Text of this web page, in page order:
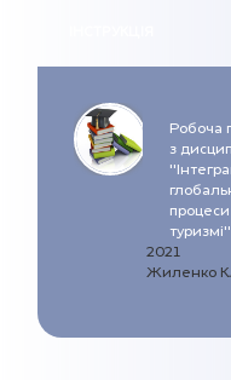
Робоча
з
процеси
туризмі"
2021
Жиленко